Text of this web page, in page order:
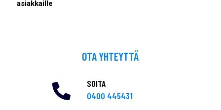
asiakkaille
OTA YHTEYTTÄ
SOITA
0400 445431